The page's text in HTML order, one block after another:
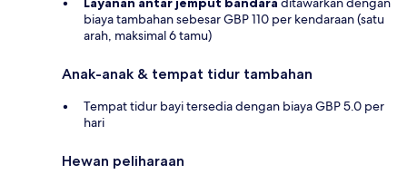
biaya tambahan sebesar GBP 110 per kendaraan (satu
arah, maksimal 6 tamu)
Anak-anak & tempat tidur tambahan
Tempat tidur bayi tersedia dengan biaya GBP 5.0 per
hari
Hewan peliharaan